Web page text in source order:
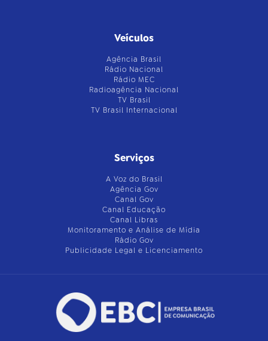
Veículos
Agência Brasil
Rádio Nacional
Rádio MEC
Radioagência Nacional
TV Brasil
TV Brasil Internacional
Serviços
A Voz do Brasil
Agência Gov
Canal Gov
Canal Educação
Canal Libras
Monitoramento e Análise de Mídia
Rádio Gov
Publicidade Legal e Licenciamento